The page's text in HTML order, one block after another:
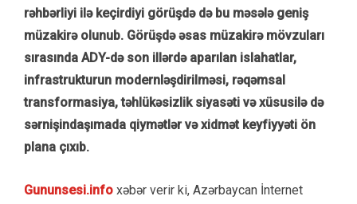
rəhbərliyi ilə keçirdiyi görüşdə də bu məsələ geniş
müzakirə olunub. Görüşdə əsas müzakirə mövzuları
sırasında ADY-də son illərdə aparılan islahatlar,
infrastrukturun modernləşdirilməsi, rəqəmsal
transformasiya, təhlükəsizlik siyasəti və xüsusilə də
sərnişindaşımada qiymətlər və xidmət keyfiyyəti ön
plana çıxıb.
Gununsesi.info xəbər verir ki, Azərbaycan İnternet